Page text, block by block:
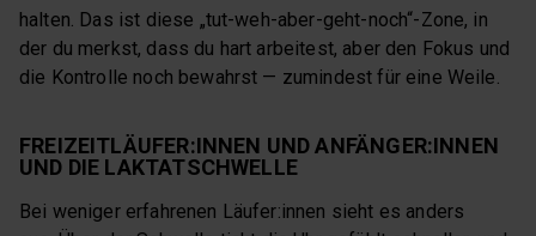
halten. Das ist diese „tut-weh-aber-geht-noch“-Zone, in
der du merkst, dass du hart arbeitest, aber den Fokus und
die Kontrolle noch bewahrst — zumindest für eine Weile.
FREIZEITLÄUFER:INNEN UND ANFÄNGER:INNEN
UND DIE LAKTATSCHWELLE
Bei weniger erfahrenen Läufer:innen sieht es anders